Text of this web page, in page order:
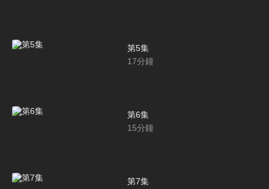
第5集
17分鐘
第6集
15分鐘
第7集